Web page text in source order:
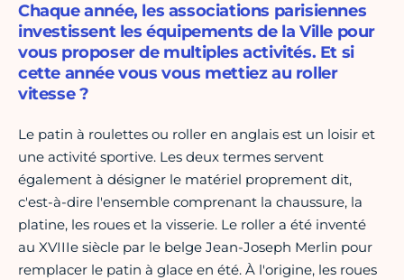
Chaque année, les associations parisiennes
investissent les équipements de la Ville pour
vous proposer de multiples activités. Et si
cette année vous vous mettiez au roller
vitesse ?
Le patin à roulettes ou roller en anglais est un loisir et
une activité sportive. Les deux termes servent
également à désigner le matériel proprement dit,
c'est-à-dire l'ensemble comprenant la chaussure, la
platine, les roues et la visserie. Le roller a été inventé
au XVIIIe siècle par le belge Jean-Joseph Merlin pour
remplacer le patin à glace en été. À l'origine, les roues